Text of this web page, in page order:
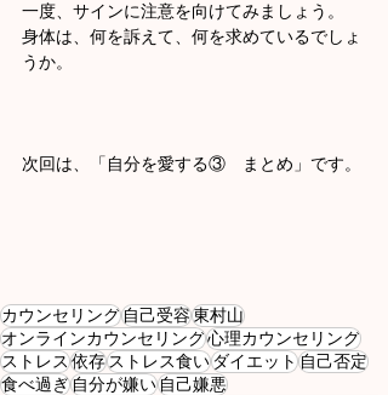
一度、サインに注意を向けてみましょう。
身体は、何を訴えて、何を求めているでしょ
うか。
次回は、「自分を愛する③　まとめ」です。
カウンセリング自己受容東村山
オンラインカウンセリング心理カウンセリング
ストレス依存ストレス食いダイエット自己否定
食べ過ぎ自分が嫌い自己嫌悪